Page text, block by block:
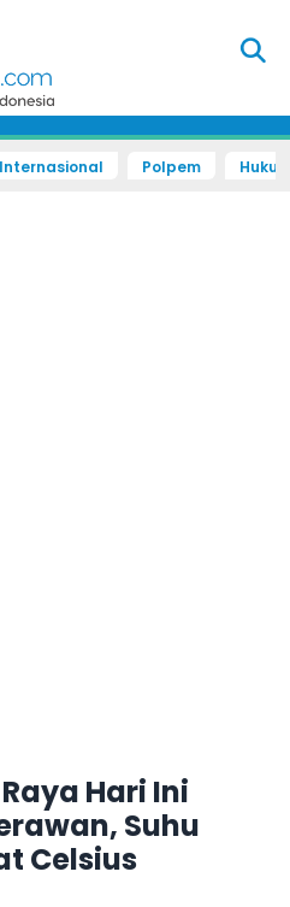
Internasional Polpem
Hari Ini
Suhu
Celsius